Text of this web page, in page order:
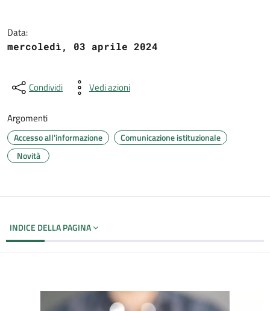
Data:
mercoledì, 03 aprile 2024
Condividi Vedi azioni
Argomenti
Accesso all'informazione
Comunicazione istituzionale
Novità
INDICE DELLA PAGINA